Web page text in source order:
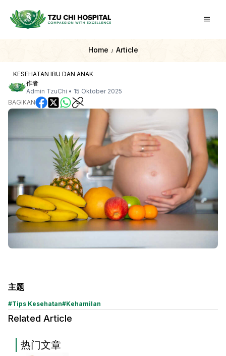
Home / Article
KESEHATAN IBU DAN ANAK
作者
Admin TzuChi • 15 Oktober 2025
BAGIKAN
主题
#Tips Kesehatan#Kehamilan
Related Article
热门文章